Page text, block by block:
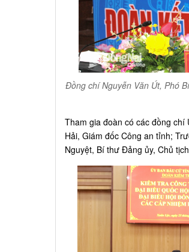
Đồng chí Nguyễn Văn Út, Phó
Tham gia đoàn có các đồng
Hải, Giám đốc Công an tỉnh;
Nguyệt, Bí thư Đảng ủy, Chủ